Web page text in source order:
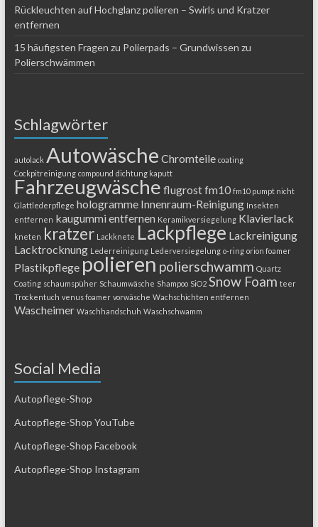
Rückleuchten auf Hochglanz polieren – Swirls und Kratzer
entfernen
15 häufigsten Fragen zu Polierpads – Grundwissen zu
Polierschwämmen
Schlagwörter
autolack Autowäsche Chromteile coating
Cockpitreinigung compound dichtung kaputt
Fahrzeugwäsche flugrostfm10 fm10 pumpt nicht
Glattlederpflege hologramme Innenraum-Reinigung Insekten
entfernen kaugummi entfernen Keramikversiegelung Klavierlack
kneten kratzer Lackknete Lackpflege Lackreinigung
Lacktrocknung Lederreinigung Lederversiegelung o-ring orion foamer
Plastikpflege polieren polierschwamm Quartz
Coating schaumspüher Schaumwäsche Shampoo SiO2 Snow Foam teer
Trockentuch venus foamer vorwäsche Wachschichten entfernen
Wascheimer Waschhandschuh Waschschwamm
Social Media
Autopflege-Shop
Autopflege-Shop YouTube
Autopflege-Shop Facebook
Autopflege-Shop Instagram